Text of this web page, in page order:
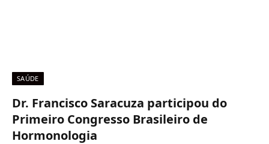
SAÚDE
Dr. Francisco Saracuza participou do
Primeiro Congresso Brasileiro de
Hormonologia